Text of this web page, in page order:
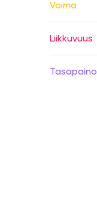
Voima
Liikkuvuus
Tasapaino